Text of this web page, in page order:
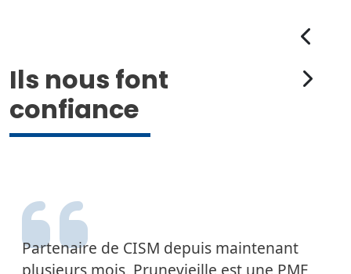
Ils nous font
confiance
Partenaire de CISM depuis maintenant
plusieurs mois, Prunevieille est une PME